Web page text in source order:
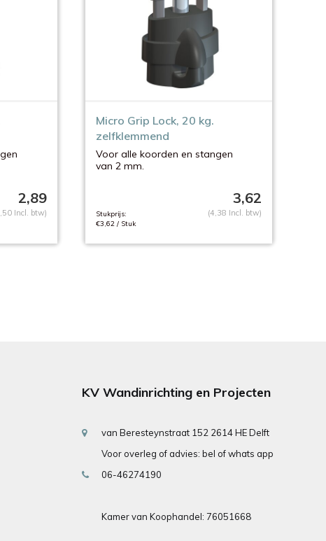
2,89
Incl. btw)
Micro Grip Lock, 20 kg.
zelfklemmend
Voor alle koorden en stangen
van 2 mm.
3,62
Stukprijs:
€3,62 / Stuk
(4,38 Incl. btw)
KV Wandinrichting en Projecten
van Beresteynstraat 152 2614 HE Delft
Voor overleg of advies: bel of whats app
06-46274190
Kamer van Koophandel: 76051668